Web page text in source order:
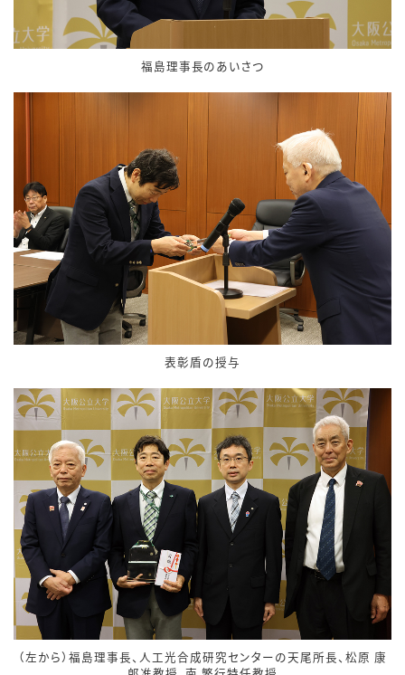
福島理事長のあいさつ
表彰盾の授与
（左から）福島理事長、人工光合成研究センターの天尾所長、松原 康